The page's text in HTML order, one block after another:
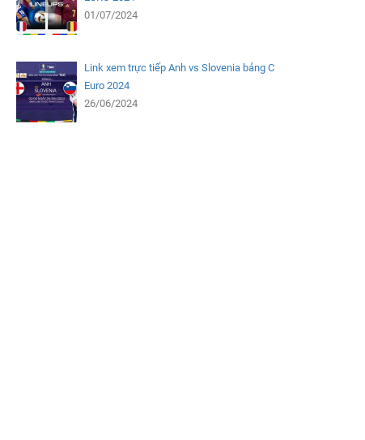
01/07/2024
Link xem trực tiếp Anh vs Slovenia bảng C
Euro 2024
26/06/2024